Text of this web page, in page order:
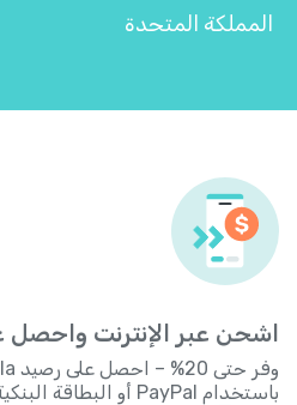
المملكة المتحدة
اشحن عبر الإنترنت واحصل
وفر حتى 20% – احصل على رصيد Yolla من
باستخدام PayPal أو البطاقة البنكية!